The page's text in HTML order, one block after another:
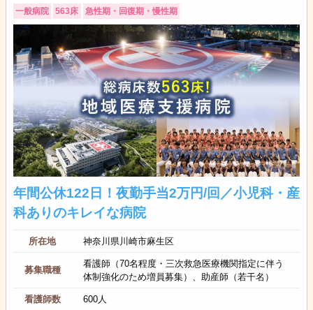
一般病院 563床 急性期・回復期・慢性期
年間公休122日！夜勤手当2万円/回／小児科・産
科ありのキレイな病院
所在地 神奈川県川崎市麻生区
募集職種
看護師（70名程度・三次救急医療機関指定に伴う
体制強化のため増員募集）、助産師（若干名）
看護師数 600人